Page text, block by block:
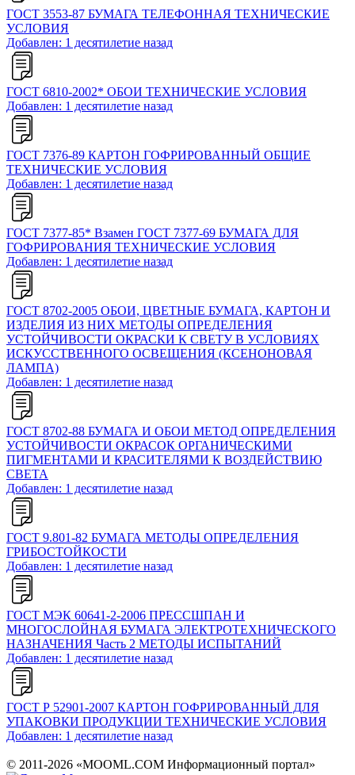
ГОСТ 3553-87 БУМАГА ТЕЛЕФОННАЯ ТЕХНИЧЕСКИЕ
УСЛОВИЯ
Добавлен: 1 десятилетие назад
ГОСТ 6810-2002* ОБОИ ТЕХНИЧЕСКИЕ УСЛОВИЯ
Добавлен: 1 десятилетие назад
ГОСТ 7376-89 КАРТОН ГОФРИРОВАННЫЙ ОБЩИЕ
ТЕХНИЧЕСКИЕ УСЛОВИЯ
Добавлен: 1 десятилетие назад
ГОСТ 7377-85* Взамен ГОСТ 7377-69 БУМАГА ДЛЯ
ГОФРИРОВАНИЯ ТЕХНИЧЕСКИЕ УСЛОВИЯ
Добавлен: 1 десятилетие назад
ГОСТ 8702-2005 ОБОИ, ЦВЕТНЫЕ БУМАГА, КАРТОН И
ИЗДЕЛИЯ ИЗ НИХ МЕТОДЫ ОПРЕДЕЛЕНИЯ
УСТОЙЧИВОСТИ ОКРАСКИ К СВЕТУ В УСЛОВИЯХ
ИСКУССТВЕННОГО ОСВЕЩЕНИЯ (КСЕНОНОВАЯ
ЛАМПА)
Добавлен: 1 десятилетие назад
ГОСТ 8702-88 БУМАГА И ОБОИ МЕТОД ОПРЕДЕЛЕНИЯ
УСТОЙЧИВОСТИ ОКРАСОК ОРГАНИЧЕСКИМИ
ПИГМЕНТАМИ И КРАСИТЕЛЯМИ К ВОЗДЕЙСТВИЮ
СВЕТА
Добавлен: 1 десятилетие назад
ГОСТ 9.801-82 БУМАГА МЕТОДЫ ОПРЕДЕЛЕНИЯ
ГРИБОСТОЙКОСТИ
Добавлен: 1 десятилетие назад
ГОСТ МЭК 60641-2-2006 ПРЕССШПАН И
МНОГОСЛОЙНАЯ БУМАГА ЭЛЕКТРОТЕХНИЧЕСКОГО
НАЗНАЧЕНИЯ Часть 2 МЕТОДЫ ИСПЫТАНИЙ
Добавлен: 1 десятилетие назад
ГОСТ Р 52901-2007 КАРТОН ГОФРИРОВАННЫЙ ДЛЯ
УПАКОВКИ ПРОДУКЦИИ ТЕХНИЧЕСКИЕ УСЛОВИЯ
Добавлен: 1 десятилетие назад
© 2011-2026 «MOOML.COM Информационный портал»